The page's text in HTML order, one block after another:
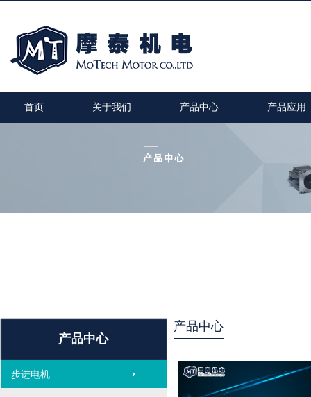
首页 关于我们 产品中心 产品应用
产品中心
步进电机
产品中心